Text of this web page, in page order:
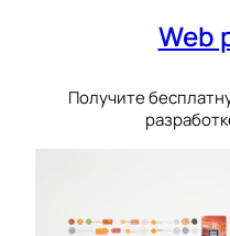
Web
Получите